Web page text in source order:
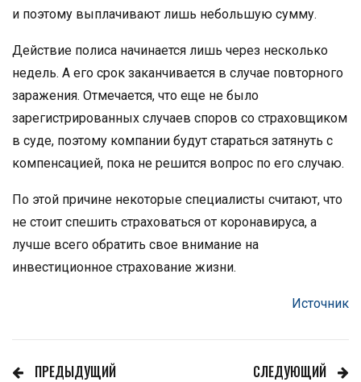
и поэтому выплачивают лишь небольшую сумму.
Действие полиса начинается лишь через несколько
недель. А его срок заканчивается в случае повторного
заражения. Отмечается, что еще не было
зарегистрированных случаев споров со страховщиком
в суде, поэтому компании будут стараться затянуть с
компенсацией, пока не решится вопрос по его случаю.
По этой причине некоторые специалисты считают, что
не стоит спешить страховаться от коронавируса, а
лучше всего обратить свое внимание на
инвестиционное страхование жизни.
Источник
ПРЕДЫДУЩИЙ
СЛЕДУЮЩИЙ